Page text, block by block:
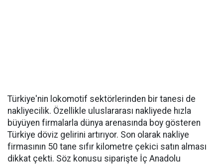
Türkiye'nin lokomotif sektörlerinden bir tanesi de
nakliyecilik. Özellikle uluslararası nakliyede hızla
büyüyen firmalarla dünya arenasında boy gösteren
Türkiye döviz gelirini artırıyor. Son olarak nakliye
firmasının 50 tane sıfır kilometre çekici satın alması
dikkat çekti. Söz konusu siparişte İç Anadolu